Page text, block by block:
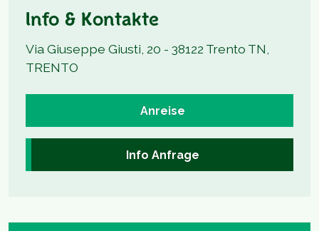
Info & Kontakte
Via Giuseppe Giusti, 20 - 38122 Trento TN,
TRENTO
Anreise
Info Anfrage